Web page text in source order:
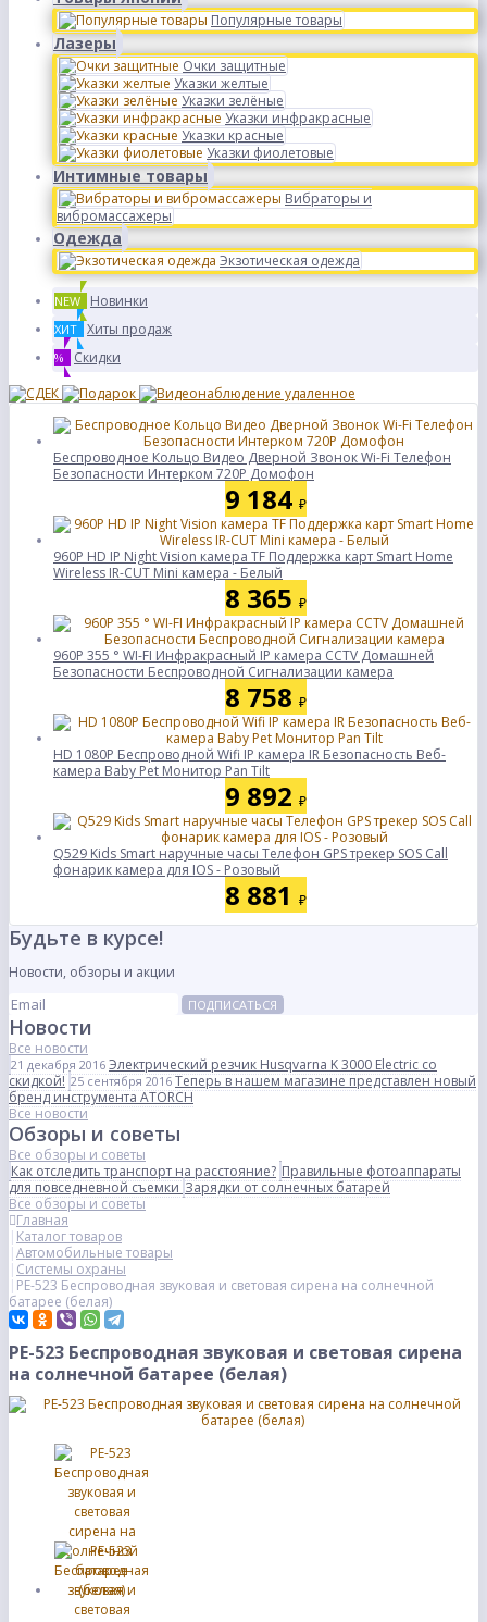
Популярные товары
Лазеры
Очки защитные
Указки желтые
Указки зелёные
Указки инфракрасные
Указки красные
Указки фиолетовые
Интимные товары
Вибраторы и
вибромассажеры
Одежда
Экзотическая одежда
NEW Новинки
ХИТ Хиты продаж
% Скидки
Беспроводное Кольцо Видео Дверной Звонок Wi-Fi Телефон
Безопасности Интерком 720P Домофон
9 184 ₽
960P HD IP Night Vision камера TF Поддержка карт Smart Home
Wireless IR-CUT Mini камера - Белый
8 365 ₽
960P 355 ° WI-FI Инфракрасный IP камера CCTV Домашней
Безопасности Беспроводной Сигнализации камера
8 758 ₽
HD 1080P Беспроводной Wifi IP камера IR Безопасность Веб-
камера Baby Pet Монитор Pan Tilt
9 892 ₽
Q529 Kids Smart наручные часы Телефон GPS трекер SOS Call
фонарик камера для IOS - Розовый
8 881 ₽
Будьте в курсе!
Новости, обзоры и акции
ПОДПИСАТЬСЯ
Новости
Все новости
21 декабря 2016 Электрический резчик Husqvarna K 3000 Electric со
скидкой! 25 сентября 2016 Теперь в нашем магазине представлен новый
бренд инструмента ATORCH
Все новости
Обзоры и советы
Все обзоры и советы
Как отследить транспорт на расстояние? Правильные фотоаппараты
для повседневной съемкиЗарядки от солнечных батарей
Все обзоры и советы
Главная
Каталог товаров
Автомобильные товары
Системы охраны
PE-523 Беспроводная звуковая и световая сирена на солнечной
батарее (белая)
PE-523 Беспроводная звуковая и световая сирена
на солнечной батарее (белая)